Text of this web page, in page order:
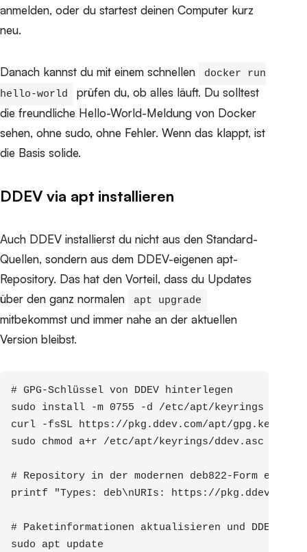
anmelden, oder du startest deinen Computer kurz
neu.
Danach kannst du mit einem schnellen
docker run
hello-world
prüfen du, ob alles läuft. Du solltest
die freundliche Hello-World-Meldung von Docker
sehen, ohne sudo, ohne Fehler. Wenn das klappt, ist
die Basis solide.
DDEV via apt installieren
Auch DDEV installierst du nicht aus den Standard-
Quellen, sondern aus dem DDEV-eigenen apt-
Repository. Das hat den Vorteil, dass du Updates
über den ganz normalen
apt upgrade
mitbekommst und immer nahe an der aktuellen
Version bleibst.
# GPG-Schlüssel von DDEV hinterlegen
sudo install -m 0755 -d /etc/apt/keyrings
curl -fsSL https://pkg.ddev.com/apt/gpg.key |
sudo chmod a+r /etc/apt/keyrings/ddev.asc
# Repository in der modernen deb822-Form
printf "Types: deb\nURIs: https://
# Paketinformationen aktualisieren und DDEV
sudo apt update